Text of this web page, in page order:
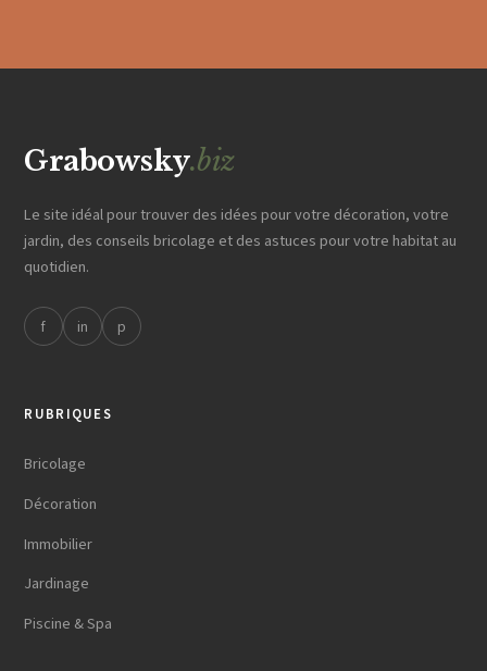
Grabowsky.biz
Le site idéal pour trouver des idées pour votre décoration, votre
jardin, des conseils bricolage et des astuces pour votre habitat au
quotidien.
f in p
RUBRIQUES
Bricolage
Décoration
Immobilier
Jardinage
Piscine & Spa